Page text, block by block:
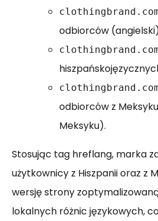
odbiorców
odbiorców z
Meksyku).
Stosując tag hreflang, marka
użytkownicy z Hiszpanii oraz z
wersję strony
lokalnych różnic językowych,